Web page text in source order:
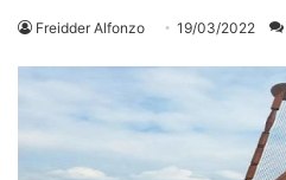
Freidder Alfonzo 19/03/2022